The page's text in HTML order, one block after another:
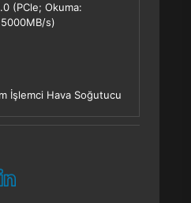
(PCle; Okuma:
s)
İşlemci Hava Soğutucu